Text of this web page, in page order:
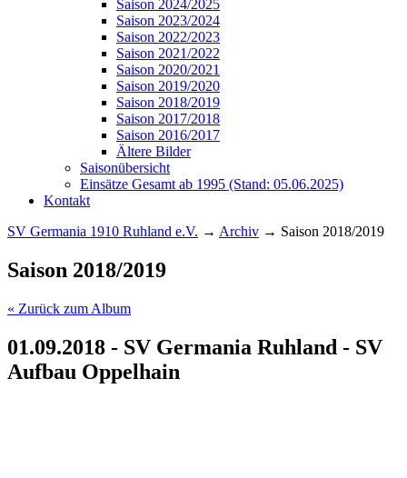
Saison 2024/2025
Saison 2023/2024
Saison 2022/2023
Saison 2021/2022
Saison 2020/2021
Saison 2019/2020
Saison 2018/2019
Saison 2017/2018
Saison 2016/2017
Ältere Bilder
Saisonübersicht
Einsätze Gesamt ab 1995 (Stand: 05.06.2025)
Kontakt
SV Germania 1910 Ruhland e.V. → Archiv → Saison 2018/2019
Saison 2018/2019
« Zurück zum Album
01.09.2018 - SV Germania Ruhland - SV
Aufbau Oppelhain